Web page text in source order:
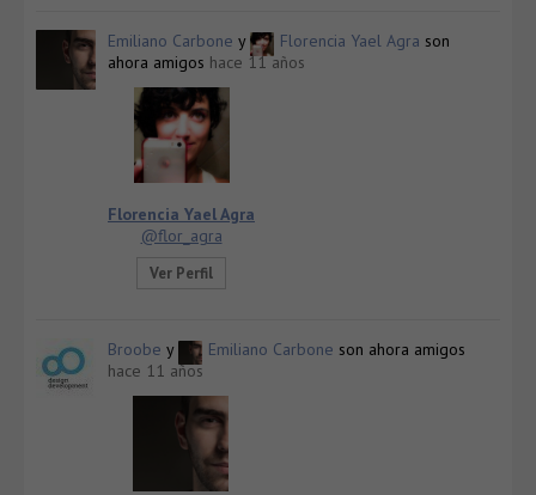
Emiliano Carbone y Florencia Yael Agra son
ahora amigos hace 11 años
Florencia Yael Agra
@flor_agra
Ver Perfil
Broobe y Emiliano Carbone son ahora amigos
hace 11 años